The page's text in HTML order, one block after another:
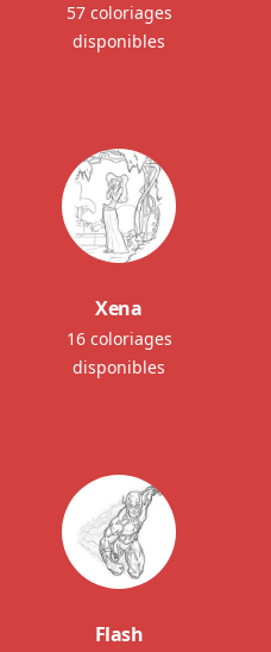
57 coloriages
disponibles
Xena
16 coloriages
disponibles
Flash